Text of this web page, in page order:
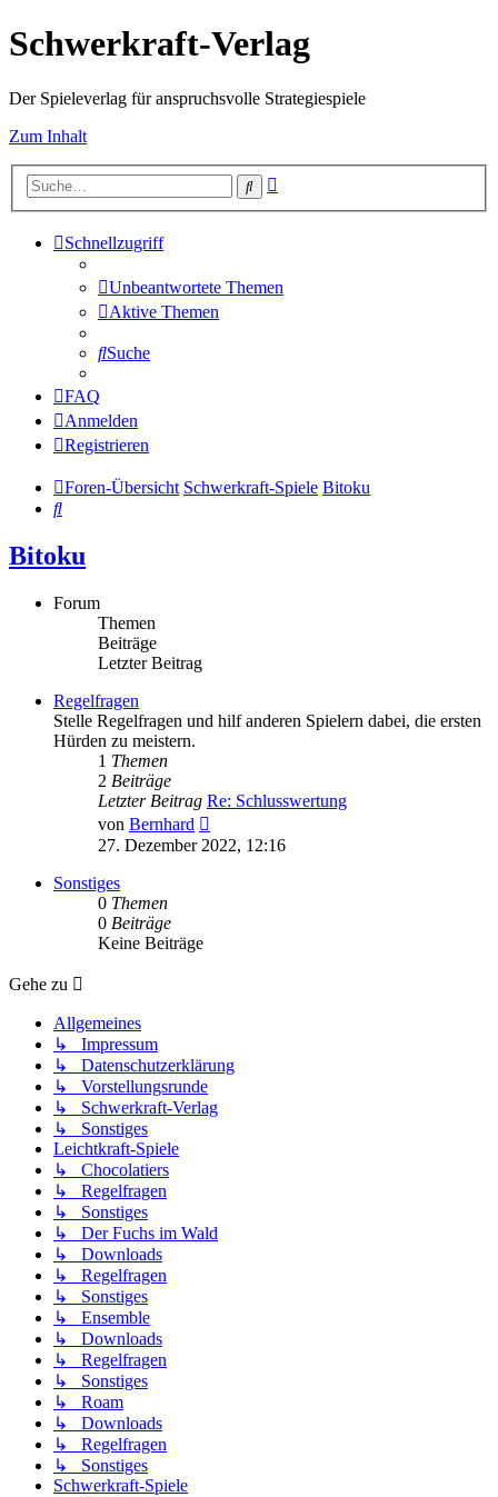
Schwerkraft-Verlag
Der Spieleverlag für anspruchsvolle Strategiespiele
Zum Inhalt
Suche
Schnellzugriff
Unbeantwortete Themen
Aktive Themen
Suche
FAQ
Anmelden
Registrieren
Foren-Übersicht Schwerkraft-Spiele Bitoku
Suche
Bitoku
Forum
Themen
Beiträge
Letzter Beitrag
Regelfragen
Stelle Regelfragen und hilf anderen Spielern dabei, die ersten
Hürden zu meistern.
1 Themen
2 Beiträge
Letzter Beitrag Re: Schlusswertung
von Bernhard
Beitrag
27. Dezember 2022, 12:16
Sonstiges
0 Themen
0 Beiträge
Keine Beiträge
Gehe zu
Allgemeines
↳ Impressum
↳ Datenschutzerklärung
↳ Vorstellungsrunde
↳ Schwerkraft-Verlag
↳ Sonstiges
Leichtkraft-Spiele
↳ Chocolatiers
↳ Regelfragen
↳ Sonstiges
↳ Der Fuchs im Wald
↳ Downloads
↳ Regelfragen
↳ Sonstiges
↳ Ensemble
↳ Downloads
↳ Regelfragen
↳ Sonstiges
↳ Roam
↳ Downloads
↳ Regelfragen
↳ Sonstiges
Schwerkraft-Spiele